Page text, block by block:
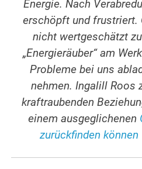
Energie. Nach
erschöpft und frustriert.
nicht wertgeschätzt
„Energieräuber“ am
Probleme bei uns
nehmen. Ingalill Roos
kraftraubenden
einem ausgeglichenen
zurückfinden